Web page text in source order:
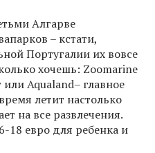
Алгарве
– кстати,
Португалии их вовсе
хочешь: Zoomarine
Aqualand– главное
летит настолько
на все развлечения.
18 евро для ребенка и